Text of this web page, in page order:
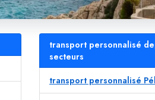
transport personnalisé
secteurs
transport personnalisé